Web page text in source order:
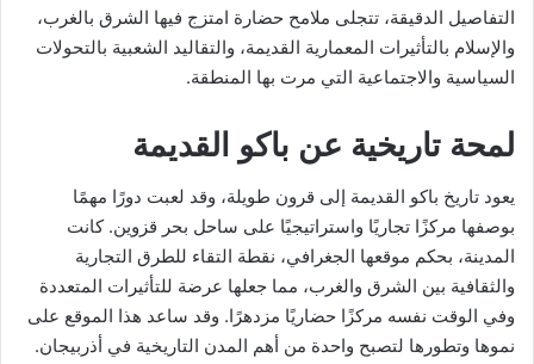
التفاصيل الدقيقة، تتجلى ملامح حضارة امتزج فيها الشرق بالغرب،
والإسلام بالتأثيرات المعمارية القديمة، والتقاليد الشعبية بالتحولات
السياسية والاجتماعية التي مرت بها المنطقة.
لمحة تاريخية عن باكو القديمة
يعود تاريخ باكو القديمة إلى قرون طويلة، وقد لعبت دورًا مهمًا
بوصفها مركزًا تجاريًا واستراتيجيًا على ساحل بحر قزوين. كانت
المدينة، بحكم موقعها الجغرافي، نقطة التقاء للطرق التجارية
والثقافية بين الشرق والغرب، مما جعلها عرضة للتأثيرات المتعددة
وفي الوقت نفسه مركزًا حضاريًا مزدهرًا. وقد ساعد هذا الموقع على
نموها وتطورها لتصبح واحدة من أهم المدن التاريخية في أذربيجان.